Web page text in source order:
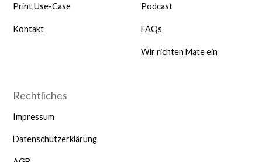
Print Use-Case
Kontakt
Podcast
FAQs
Wir richten Mate ein
Rechtliches
Impressum
Datenschutzerklärung